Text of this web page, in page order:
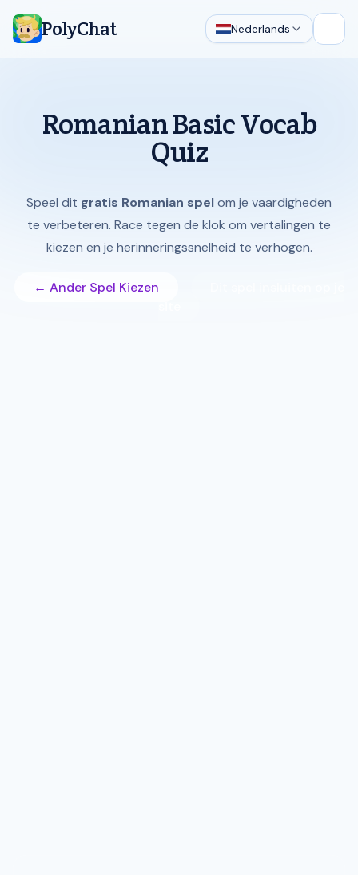
PolyChat Nederlands
Romanian Basic Vocab
Quiz
Speel dit gratis Romanian spelom je vaardigheden
te verbeteren. Race tegen de klok om vertalingen te
kiezen en je herinneringssnelheid te verhogen.
← Ander Spel Kiezen